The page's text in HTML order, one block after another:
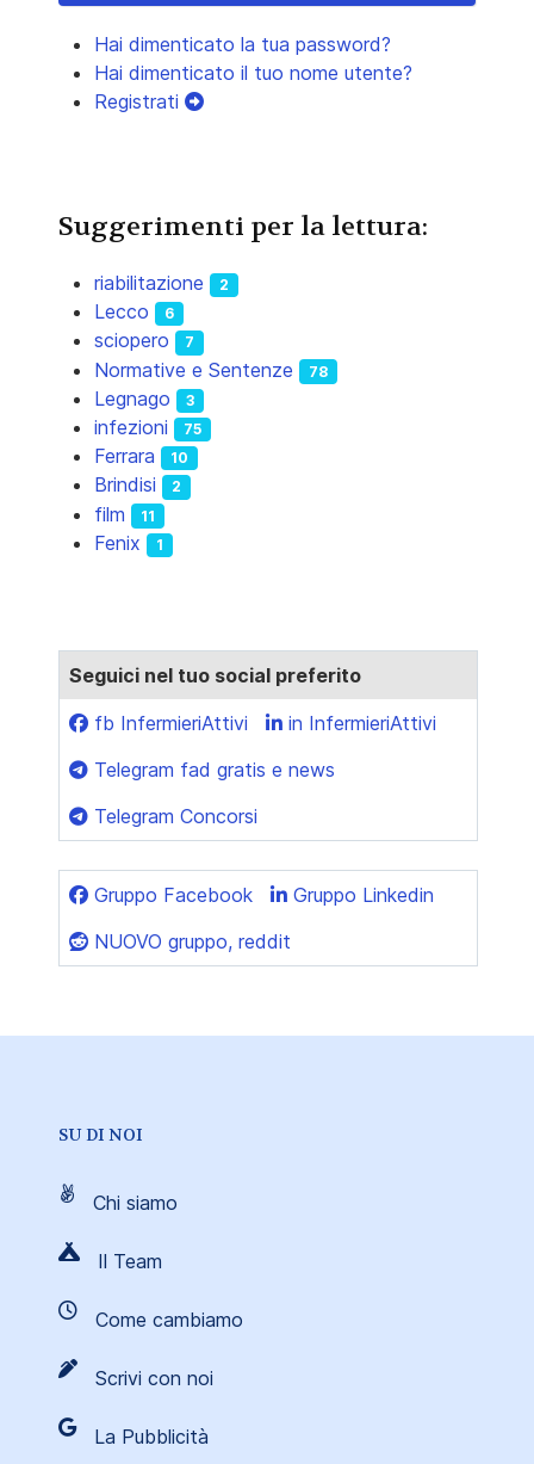
Hai dimenticato la tua password?
Hai dimenticato il tuo nome utente?
Registrati
Suggerimenti per la lettura:
riabilitazione 2
Lecco 6
sciopero 7
Normative e Sentenze 78
Legnago 3
infezioni 75
Ferrara 10
Brindisi 2
film 11
Fenix 1
Seguici nel tuo social preferito
fb InfermieriAttivi
in InfermieriAttivi
Telegram fad gratis e news
Telegram Concorsi
Gruppo Facebook
Gruppo Linkedin
NUOVO gruppo, reddit
SU DI NOI
Chi siamo
Il Team
Come cambiamo
Scrivi con noi
La Pubblicità